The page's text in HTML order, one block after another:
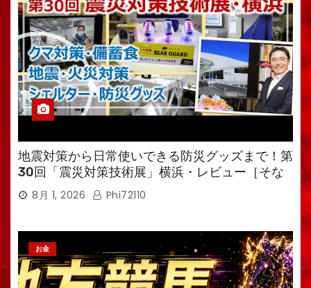
地震対策から日常使いできる防災グッズまで！第
30回「震災対策技術展」横浜・レビュー［そな
えるTV・高荷智也］
8月 1, 2026 Phi72110
お金